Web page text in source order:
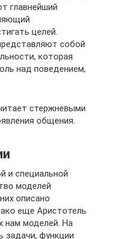
главнейший
целей.
собой
которая
над поведением,
стержневыми
общения.
и специальной
моделей
описано
еще Аристотель
нам моделей. На
задачи, функции